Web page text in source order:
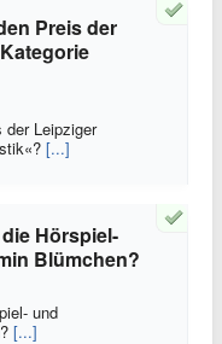
Preis der
der Leipziger
[...]
Hörspiel-
Blümchen?
und
[...]